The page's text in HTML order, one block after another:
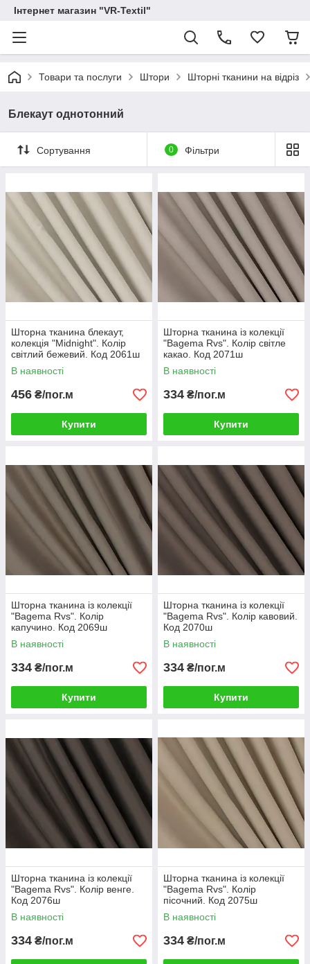
Інтернет магазин "VR-Textil"
Товари та послуги Штори Шторні тканини на відріз
Блекаут однотонний
Сортування 0 Фільтри
Шторна тканина блекаут,
колекція "Midnight". Колір
світлий бежевий. Код 2061ш
В наявності
456 ₴/пог.м
Купити
Шторна тканина із колекції
"Bagema Rvs". Колір світле
какао. Код 2071ш
В наявності
334 ₴/пог.м
Купити
Шторна тканина із колекції
"Bagema Rvs". Колір
капучино. Код 2069ш
В наявності
334 ₴/пог.м
Купити
Шторна тканина із колекції
"Bagema Rvs". Колір кавовий.
Код 2070ш
В наявності
334 ₴/пог.м
Купити
Шторна тканина із колекції
"Bagema Rvs". Колір венге.
Код 2076ш
В наявності
334 ₴/пог.м
Шторна тканина із колекції
"Bagema Rvs". Колір
пісочний. Код 2075ш
В наявності
334 ₴/пог.м